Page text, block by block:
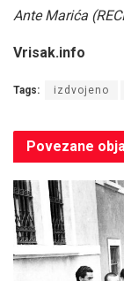
Ante Marića
Vrisak.info
Tags: izdvojeno
Povezane